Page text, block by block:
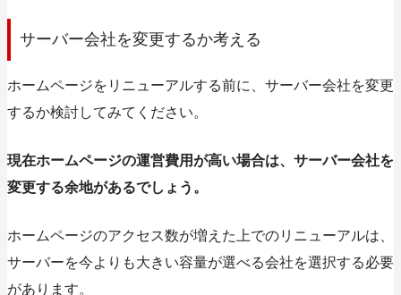
サーバー会社を変更するか考える
ホームページをリニューアルする前に、サーバー会社を変更
するか検討してみてください。
現在ホームページの運営費用が高い場合は、サーバー会社を
変更する余地があるでしょう。
ホームページのアクセス数が増えた上でのリニューアルは、
サーバーを今よりも大きい容量が選べる会社を選択する必要
があります。